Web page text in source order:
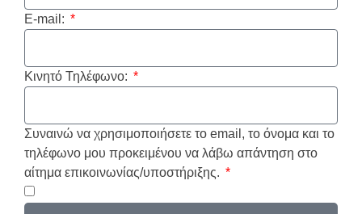
E-mail:
Κινητό Τηλέφωνο:
Συναινώ να χρησιμοποιήσετε το email, το όνομα και το
τηλέφωνο μου προκειμένου να λάβω απάντηση στο
αίτημα επικοινωνίας/υποστήριξης.